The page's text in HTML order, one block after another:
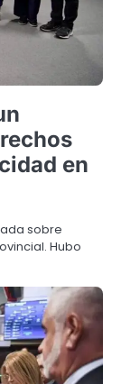
en
sobre
Hubo